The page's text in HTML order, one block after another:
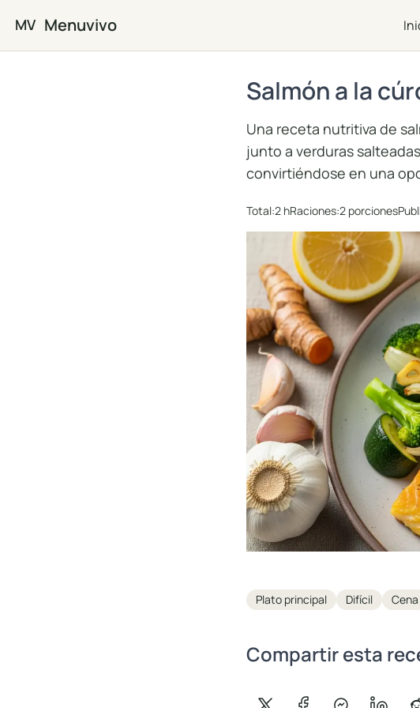
Saltar al contenido principal
MV Menuvivo
Salmón a la
Una receta nutritiva de
junto a verduras
convirtiéndose en una
Total:2 hRaciones:2 porciones
Tags
Plato principal Difícil Cena
Compartir esta